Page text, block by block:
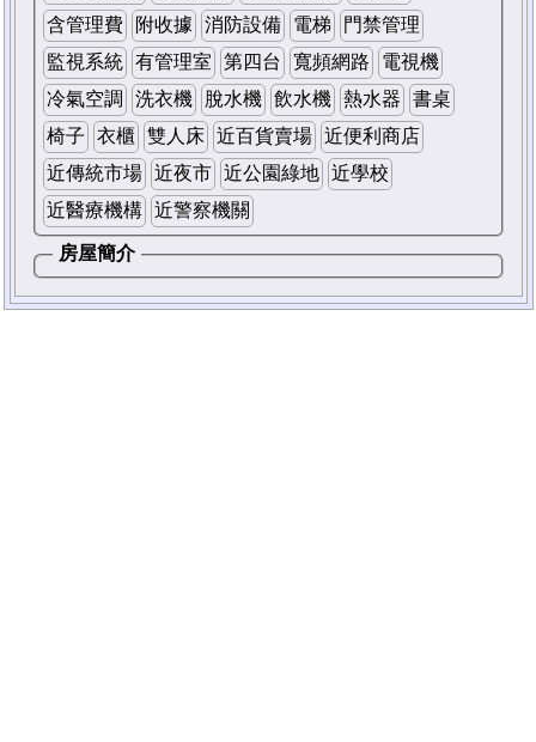
含管理費
附收據 消防設備 電梯
門禁管理
監視系統 有管理室 第四台 寬頻網路
電視機
冷氣空調
洗衣機 脫水機 飲水機 熱水器
書桌
椅子
衣櫃 雙人床 近百貨賣場 近便利商店
近傳統市場 近夜市 近公園綠地 近學校
近醫療機構 近警察機關
房屋簡介